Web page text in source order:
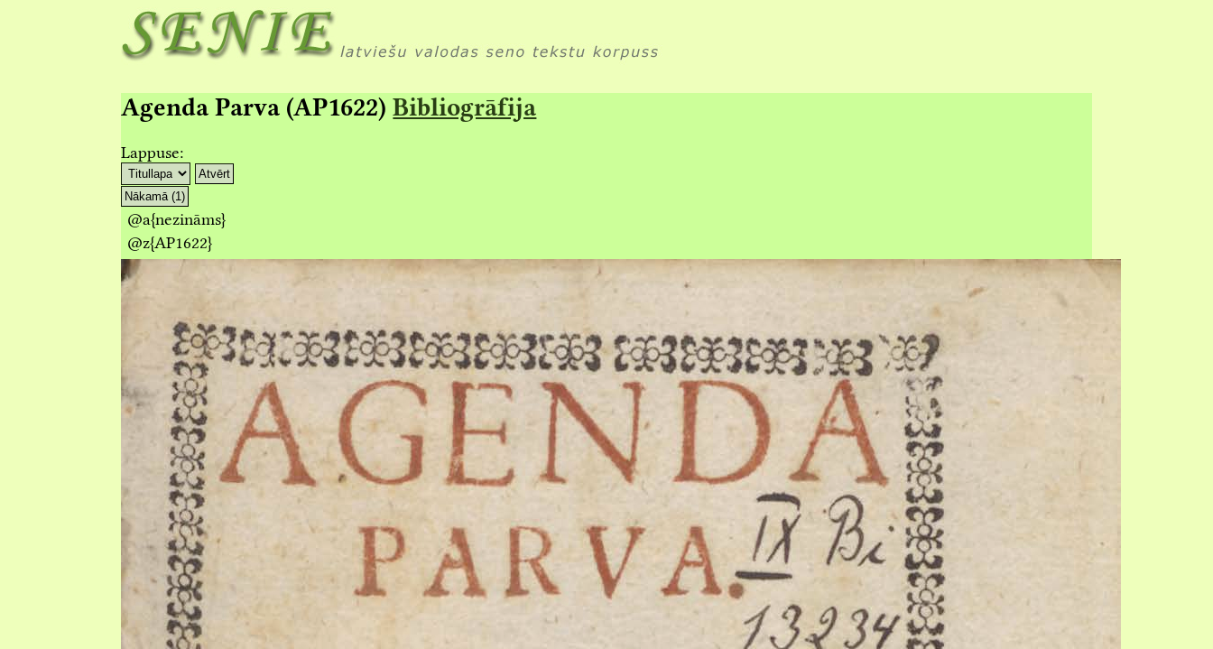
Agenda Parva (AP1622) Bibliogrāfija
Lappuse:
Atvērt
Nākamā (1)
@a{nezināms}
@z{AP1622}